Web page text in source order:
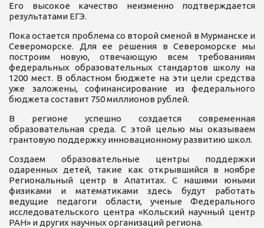
Его высокое качество неизменно подтверждается
результатами ЕГЭ.
Пока остается проблема со второй сменой в Мурманске и
Североморске. Для ее решения в Североморске мы
построим новую, отвечающую всем требованиям
федеральных образовательных стандартов школу на
1200 мест. В областном бюджете на эти цели средства
уже заложены, софинансирование из федерального
бюджета составит 750 миллионов рублей.
В регионе успешно создается современная
образовательная среда. С этой целью мы оказываем
грантовую поддержку инновационному развитию школ.
Создаем образовательные центры поддержки
одаренных детей, такие как открывшийся в ноябре
Региональный центр в Апатитах. С нашими юными
физиками и математиками здесь будут работать
ведущие педагоги области, ученые Федерального
исследовательского центра «Кольский научный центр
РАН» и других научных организаций региона.